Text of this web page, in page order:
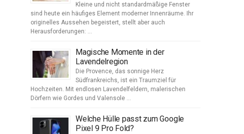
Kleine und nicht standardmäßige Fenster
sind heute ein häufiges Element moderner Innenräume. Ihr
originelles Aussehen begeistert, stellt aber auch
Herausforderungen: …
Magische Momente in der
Lavendelregion
Die Provence, das sonnige Herz
Südfrankreichs, ist ein Traumziel für
Hochzeiten. Mit endlosen Lavendelfeldern, malerischen
Dörfern wie Gordes und Valensole …
Welche Hülle passt zum Google
Pixel 9 Pro Fold?